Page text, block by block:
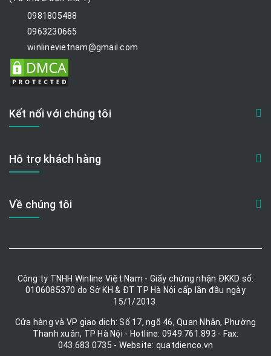
0981805488
0963230665
winlinevietnam@gmail.com
Kết nối với chúng tôi
Hỗ trợ khách hàng
Về chúng tôi
Công ty TNHH Winline Việt Nam - Giấy chứng nhận ĐKKD số:
0106085370 do Sở KH & ĐT TP Hà Nội cấp lần đầu ngày
15/1/2013.
Cửa hàng và VP giao dịch: Số 17, ngõ 46, Quan Nhân, Phường
Thanh xuân, TP Hà Nội - Hotline: 0949.761.893 - Fax:
043.683.0735 - Website: quatdienco.vn